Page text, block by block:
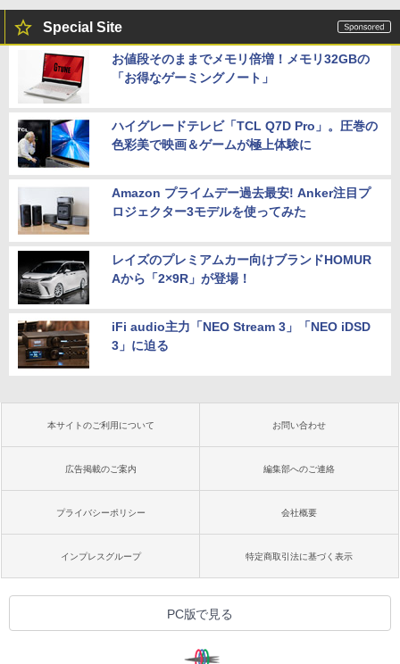
Special Site
お値段そのままでメモリ倍増！メモリ32GBの
「お得なゲーミングノート」
ハイグレードテレビ「TCL Q7D Pro」。圧巻の
色彩美で映画＆ゲームが極上体験に
Amazon プライムデー過去最安! Anker注目プ
ロジェクター3モデルを使ってみた
レイズのプレミアムカー向けブランドHOMUR
Aから「2×9R」が登場！
iFi audio主力「NEO Stream 3」「NEO iDSD
3」に迫る
本サイトのご利用について お問い合わせ
広告掲載のご案内 編集部へのご連絡
プライバシーポリシー 会社概要
インプレスグループ 特定商取引法に基づく表示
PC版で見る